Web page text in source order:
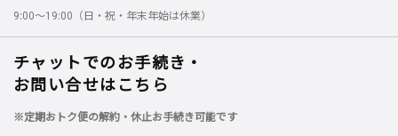
9:00～19:00（日・祝・年末年始は休業）
チャットでのお手続き・
お問い合せはこちら
※定期おトク便の解約・休止お手続き可能です